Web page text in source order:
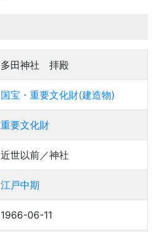
多田神社 拝殿
国宝・重要文化財(建造物)
重要文化財
近世以前／神社
江戸中期
1966-06-11